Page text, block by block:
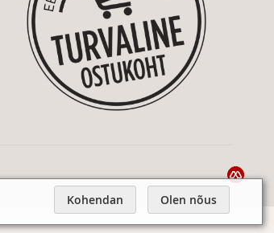
Kohendan Olen nõus